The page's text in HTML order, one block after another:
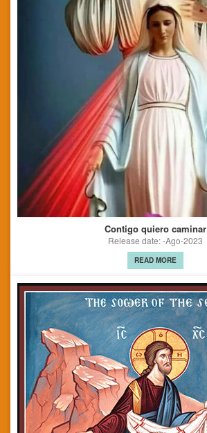
Contigo quiero caminar
Release date: -Ago-2023
READ MORE